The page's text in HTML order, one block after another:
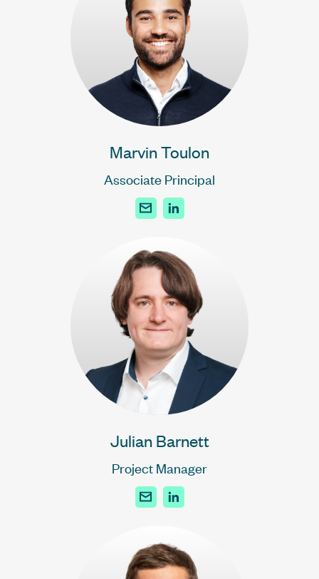
Marvin Toulon
Associate Principal
Julian Barnett
Project Manager